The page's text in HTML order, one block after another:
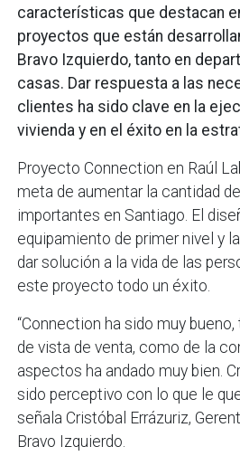
características que destacan
proyectos que están
Bravo Izquierdo, tanto en
casas. Dar respuesta a las
clientes ha sido clave en la
vivienda y en el éxito en la
Proyecto Connection en Raúl
meta de aumentar la cantidad
importantes en Santiago. El
equipamiento de primer nivel y
dar solución a la vida de las
este proyecto todo un éxito.
“Connection ha sido muy
de vista de venta, como de la
aspectos ha andado muy bien.
sido perceptivo con lo que le
señala Cristóbal Errázuriz,
Bravo Izquierdo.